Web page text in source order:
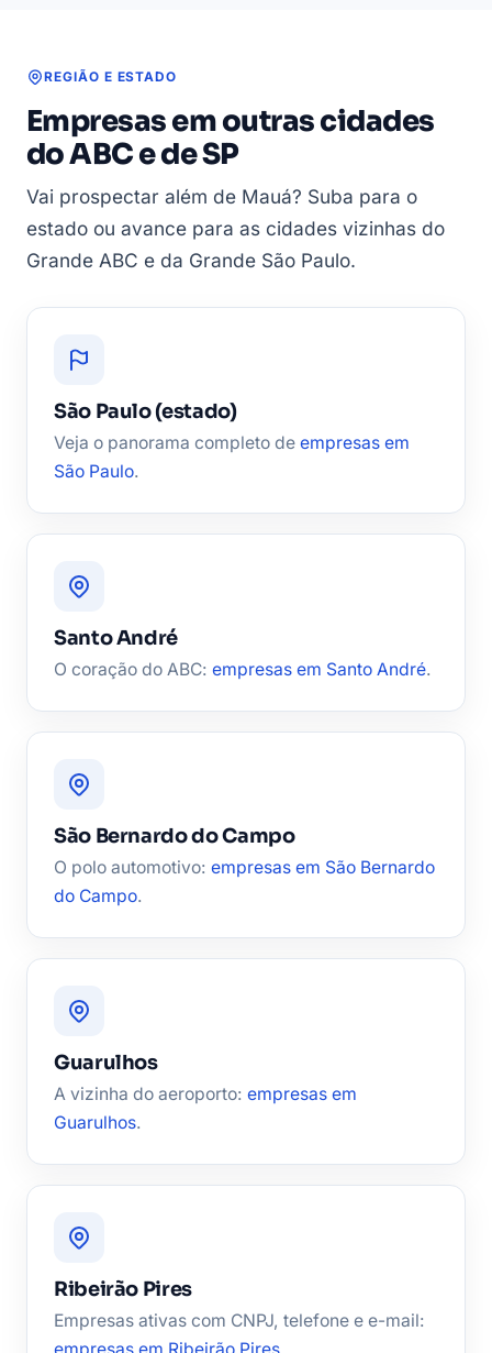
REGIÃO E ESTADO
Empresas em outras cidades
do ABC e de SP
Vai prospectar além de Mauá? Suba para o
estado ou avance para as cidades vizinhas do
Grande ABC e da Grande São Paulo.
São Paulo (estado)
Veja o panorama completo de empresas em
São Paulo.
Santo André
O coração do ABC: empresas em Santo André.
São Bernardo do Campo
O polo automotivo: empresas em São Bernardo
do Campo.
Guarulhos
A vizinha do aeroporto: empresas em
Guarulhos.
Ribeirão Pires
Empresas ativas com CNPJ, telefone e e-mail:
empresas em Ribeirão Pires